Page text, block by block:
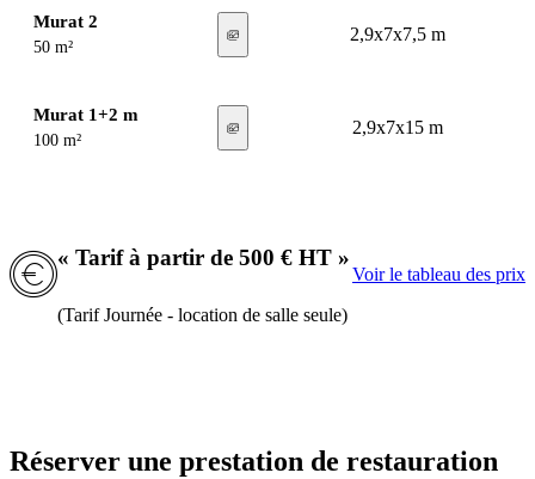
Murat 2
50 m²
2,9x7x7,5 m
Murat 1+2 m
100 m²
2,9x7x15 m
« Tarif à partir de 500 € HT »
(Tarif Journée - location de salle seule)
Voir le tableau des prix
Réserver une prestation de restauration